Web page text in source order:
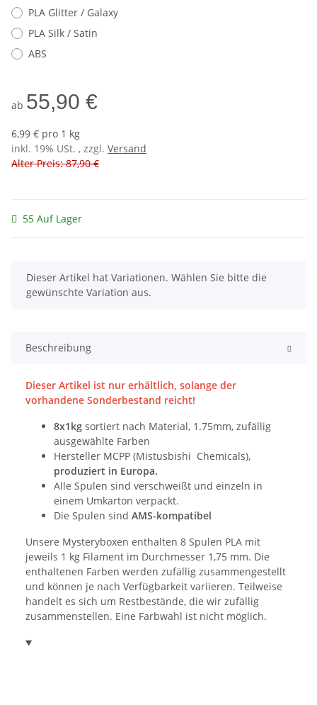
PLA Glitter / Galaxy
PLA Silk / Satin
ABS
ab 55,90 €
6,99 € pro 1 kg
inkl. 19% USt. , zzgl. Versand
Alter Preis: 87,90 €
55 Auf Lager
x
Dieser Artikel hat Variationen. Wählen Sie bitte die
gewünschte Variation aus.
Beschreibung
Dieser Artikel ist nur erhältlich, solange der
vorhandene Sonderbestand reicht!
8x1kg sortiert nach Material, 1.75mm, zufällig
ausgewählte Farben
Hersteller MCPP (Mistusbishi Chemicals),
produziert in Europa.
Alle Spulen sind verschweißt und einzeln in
einem Umkarton verpackt.
Die Spulen sind AMS-kompatibel
Unsere Mysteryboxen enthalten 8 Spulen PLA mit
jeweils 1 kg Filament im Durchmesser 1,75 mm. Die
enthaltenen Farben werden zufällig zusammengestellt
und können je nach Verfügbarkeit variieren. Teilweise
handelt es sich um Restbestände, die wir zufällig
zusammenstellen. Eine Farbwahl ist nicht möglich.